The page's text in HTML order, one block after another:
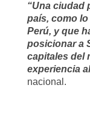
“Una ciudad
país, como
Perú, y que
posicionar a
capitales del
experiencia
nacional.